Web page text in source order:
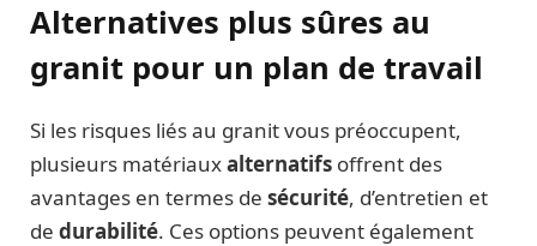
Alternatives plus sûres au
granit pour un plan de travail
Si les risques liés au granit vous préoccupent,
plusieurs matériauxalternatifs offrent des
avantages en termes de sécurité, d’entretien et
de durabilité. Ces options peuvent également